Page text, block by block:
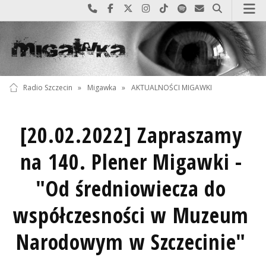
Najlepiej po prostu do nas zadzwoń
Odwiedź nas na Facebook-u
Odwiedź nas na X
Odwiedź nas na Instagram-ie
Odwiedź nas na TikTok-u
Szukaj nas na Spotify
Wyślij do nas
Szukaj
Radio Szczecin » Migawka » AKTUALNOŚCI MIGAWKI
[20.02.2022] Zapraszamy
na 140. Plener Migawki -
"Od średniowiecza do
współczesności w Muzeum
Narodowym w Szczecinie"